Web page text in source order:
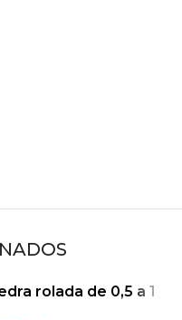
rolada de 0,5 a 1